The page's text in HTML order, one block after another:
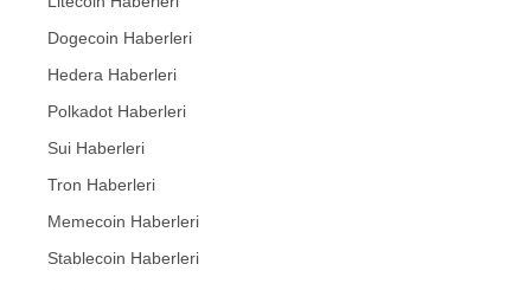
Dogecoin Haberleri
Hedera Haberleri
Polkadot Haberleri
Sui Haberleri
Tron Haberleri
Memecoin Haberleri
Stablecoin Haberleri